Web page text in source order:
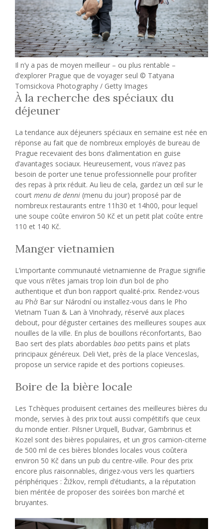
Il n’y a pas de moyen meilleur – ou plus rentable –
d’explorer Prague que de voyager seul © Tatyana
Tomsickova Photography / Getty Images
À la recherche des spéciaux du
déjeuner
La tendance aux déjeuners spéciaux en semaine est née en
réponse au fait que de nombreux employés de bureau de
Prague recevaient des bons d’alimentation en guise
d’avantages sociaux. Heureusement, vous n’avez pas
besoin de porter une tenue professionnelle pour profiter
des repas à prix réduit. Au lieu de cela, gardez un œil sur le
court menu de denni (menu du jour) proposé par de
nombreux restaurants entre 11h30 et 14h00, pour lequel
une soupe coûte environ 50 Kč et un petit plat coûte entre
110 et 140 Kč.
Manger vietnamien
L’importante communauté vietnamienne de Prague signifie
que vous n’êtes jamais trop loin d’un bol de pho
authentique et d’un bon rapport qualité-prix. Rendez-vous
au Phở Bar ​​sur Národní ou installez-vous dans le Pho
Vietnam Tuan & Lan à Vinohrady, réservé aux places
debout, pour déguster certaines des meilleures soupes aux
nouilles de la ville. En plus de bouillons réconfortants, Bao
Bao sert des plats abordables bao petits pains et plats
principaux généreux. Deli Viet, près de la place Venceslas,
propose un service rapide et des portions copieuses.
Boire de la bière locale
Les Tchèques produisent certaines des meilleures bières du
monde, servies à des prix tout aussi compétitifs que ceux
du monde entier. Pilsner Urquell, Budvar, Gambrinus et
Kozel sont des bières populaires, et un gros camion-citerne
de 500 ml de ces bières blondes locales vous coûtera
environ 50 Kč dans un pub du centre-ville. Pour des prix
encore plus raisonnables, dirigez-vous vers les quartiers
périphériques : Žižkov, rempli d’étudiants, a la réputation
bien méritée de proposer des soirées bon marché et
bruyantes.